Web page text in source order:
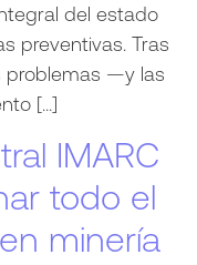
del estado
preventivas. Tras
problemas —y las
[…]
IMARC
todo el
minería